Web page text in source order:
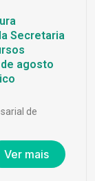
Secretaria
agosto
de
Ver mais